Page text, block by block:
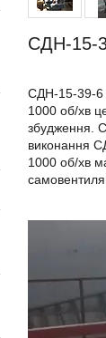
СДН-15-
СДН-15-39-6
1000 об/хв
збудження.
виконання
1000 об/хв